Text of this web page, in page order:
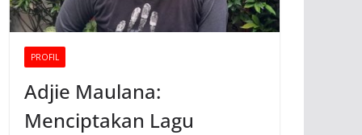
PROFIL
Adjie Maulana:
Menciptakan Lagu